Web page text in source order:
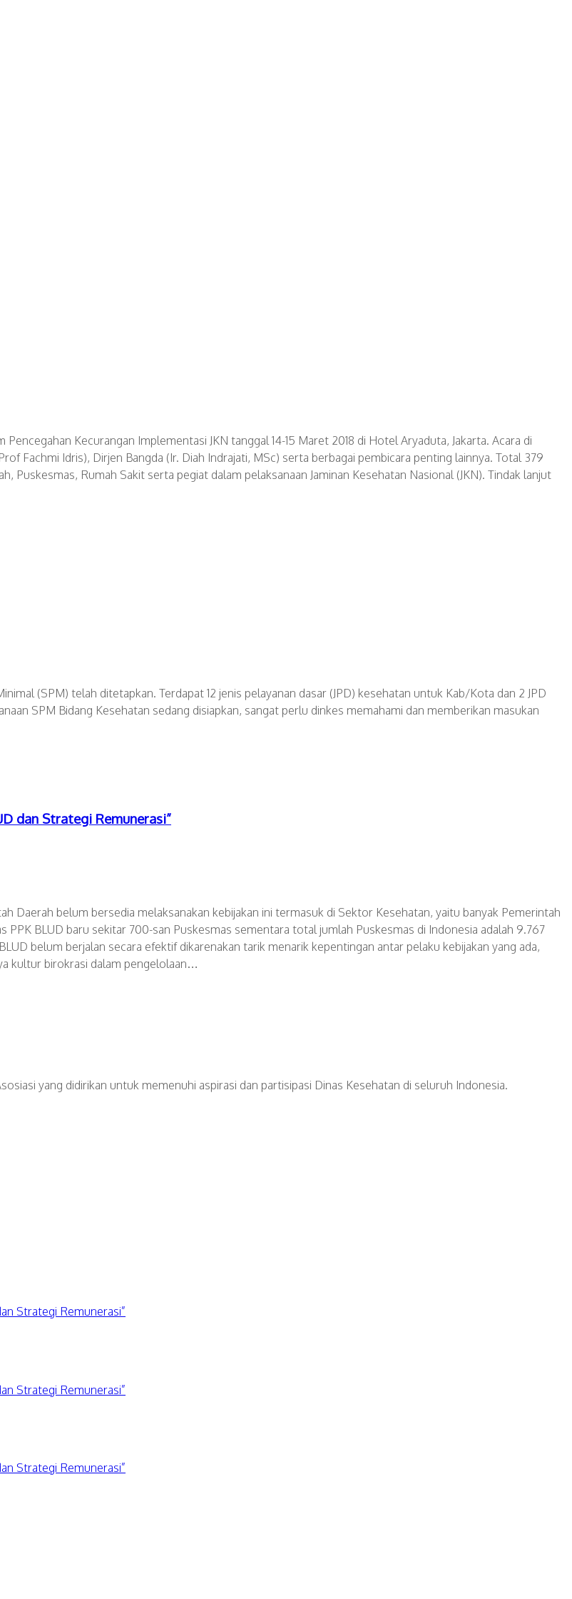
Kecurangan Implementasi JKN tanggal 14-15 Maret 2018 di Hotel Aryaduta, Jakarta. Acara di
Fachmi Idris), Dirjen Bangda (Ir. Diah Indrajati, MSc) serta berbagai pembicara penting lainnya. Total 379
Puskesmas, Rumah Sakit serta pegiat dalam pelaksanaan Jaminan Kesehatan Nasional (JKN). Tindak lanjut
(SPM) telah ditetapkan. Terdapat 12 jenis pelayanan dasar (JPD) kesehatan untuk Kab/Kota dan 2 JPD
SPM Bidang Kesehatan sedang disiapkan, sangat perlu dinkes memahami dan memberikan masukan
dan Strategi Remunerasi”
Daerah belum bersedia melaksanakan kebijakan ini termasuk di Sektor Kesehatan, yaitu banyak Pemerintah
PPK BLUD baru sekitar 700-san Puskesmas sementara total jumlah Puskesmas di Indonesia adalah 9.767
belum berjalan secara efektif dikarenakan tarik menarik kepentingan antar pelaku kebijakan yang ada,
kultur birokrasi dalam pengelolaan…
yang didirikan untuk memenuhi aspirasi dan partisipasi Dinas Kesehatan di seluruh Indonesia.